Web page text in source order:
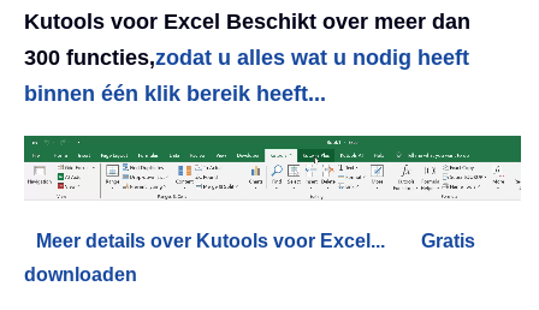
Kutools voor Excel Beschikt over meer dan
300 functies,zodat u alles wat u nodig heeft
binnen één klik bereik heeft...
Meer details over Kutools voor Excel...
Gratis
downloaden